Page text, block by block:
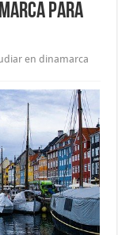
para
en dinamarca